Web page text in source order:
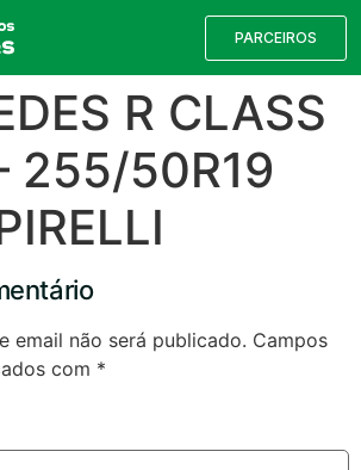
PARCEIROS
R CLASS
255/50R19
email não será publicado. Campos
com *
correto para a sua